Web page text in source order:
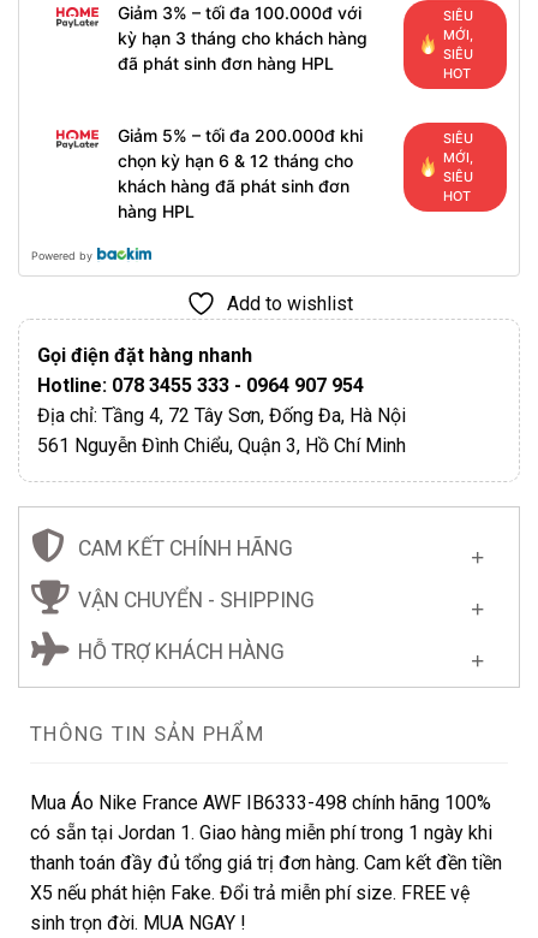
Giảm 3% – tối đa 100.000đ với
kỳ hạn 3 tháng cho khách hàng
đã phát sinh đơn hàng HPL
SIÊU
MỚI,
SIÊU
HOT
Giảm 5% – tối đa 200.000đ khi
chọn kỳ hạn 6 & 12 tháng cho
khách hàng đã phát sinh đơn
hàng HPL
SIÊU
MỚI,
SIÊU
HOT
Powered by
Add to wishlist
Gọi điện đặt hàng nhanh
Hotline: 078 3455 333 - 0964 907 954
Địa chỉ: Tầng 4, 72 Tây Sơn, Đống Đa, Hà Nội
561 Nguyễn Đình Chiểu, Quận 3, Hồ Chí Minh
CAM KẾT CHÍNH HÃNG
VẬN CHUYỂN - SHIPPING
HỖ TRỢ KHÁCH HÀNG
THÔNG TIN SẢN PHẨM
Mua Áo Nike France AWF IB6333-498 chính hãng 100%
có sẵn tại Jordan 1. Giao hàng miễn phí trong 1 ngày khi
thanh toán đầy đủ tổng giá trị đơn hàng. Cam kết đền tiền
X5 nếu phát hiện Fake. Đổi trả miễn phí size. FREE vệ
sinh trọn đời. MUA NGAY !